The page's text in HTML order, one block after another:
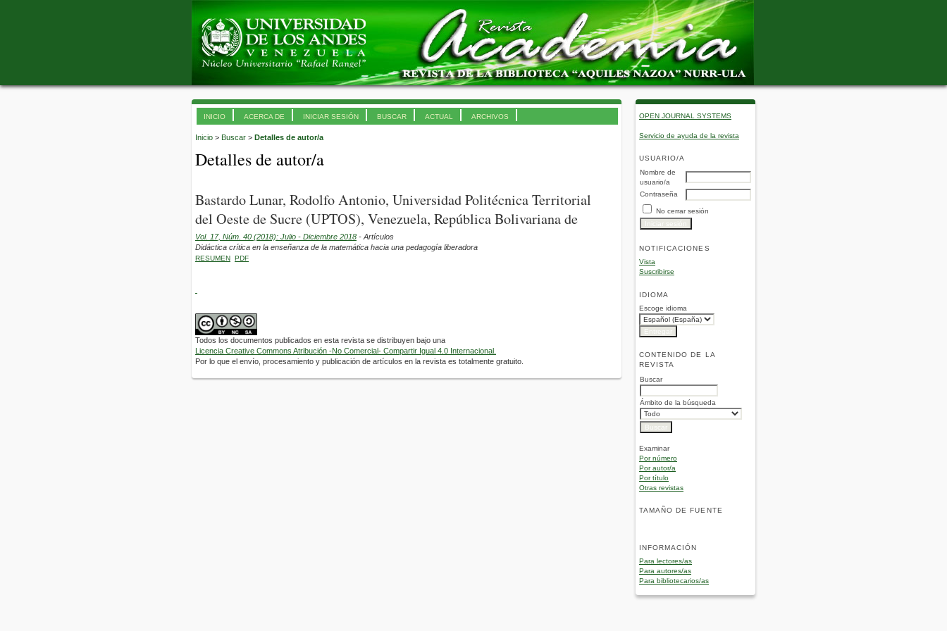
OPEN JOURNAL SYSTEMS
Servicio de ayuda de la revista
USUARIO/A
Nombre de
usuario/a
Contraseña
No cerrar sesión
NOTIFICACIONES
Vista
Suscribirse
IDIOMA
Escoge idioma
CONTENIDO DE LA
REVISTA
Buscar
Ámbito de la búsqueda
Examinar
Por número
Por autor/a
Por título
Otras revistas
TAMAÑO DE FUENTE
INFORMACIÓN
Para lectores/as
Para autores/as
Para bibliotecarios/as
INICIO ACERCA DE INICIAR SESIÓN BUSCAR ACTUAL ARCHIVOS
Inicio > Buscar > Detalles de autor/a
Detalles de autor/a
Bastardo Lunar, Rodolfo Antonio, Universidad Politécnica Territorial
del Oeste de Sucre (UPTOS), Venezuela, República Bolivariana de
Vol. 17, Núm. 40 (2018): Julio - Diciembre 2018 - Artículos
Didáctica crítica en la enseñanza de la matemática hacia una pedagogía liberadora
RESUMEN PDF
Todos los documentos publicados en esta revista se distribuyen bajo una
Licencia Creative Commons Atribución -No Comercial- Compartir Igual 4.0 Internacional.
Por lo que el envío, procesamiento y publicación de artículos en la revista es totalmente gratuito.